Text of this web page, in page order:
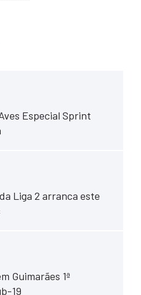
Especial Sprint
Liga 2 arranca este
Guimarães 1ª
19